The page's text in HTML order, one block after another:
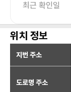
최근 확인일
위치 정보
지번 주소
도로명 주소